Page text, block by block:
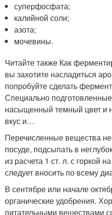
суперфосфата;
калийной соли;
азота;
мочевины.
Читайте также Как
вы захотите насладиться
попробуйте сделать
Специально
насыщенный темный цвет и
вкус и…
Перечисленные вещества
посуде, подсыпать в
из расчета 1 ст. л. с горкой
следует вносить по всему
В сентябре или начале
органические удобрения.
питательными веществами